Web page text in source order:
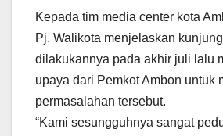
Kepada tim media center kota
Pj. Walikota menjelaskan
dilakukannya pada akhir juli lalu
upaya dari Pemkot Ambon untuk
permasalahan tersebut.
“Kami sesungguhnya sangat